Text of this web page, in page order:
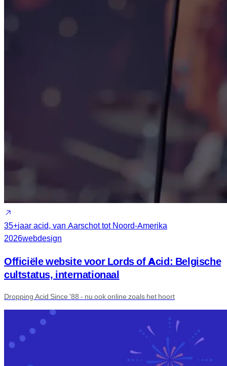
35+jaar acid, van Aarschot tot Noord-Amerika
2026webdesign
Officiële website voor Lords of Acid: Belgische
cultstatus, internationaal
Dropping Acid Since '88 - nu ook online zoals het hoort